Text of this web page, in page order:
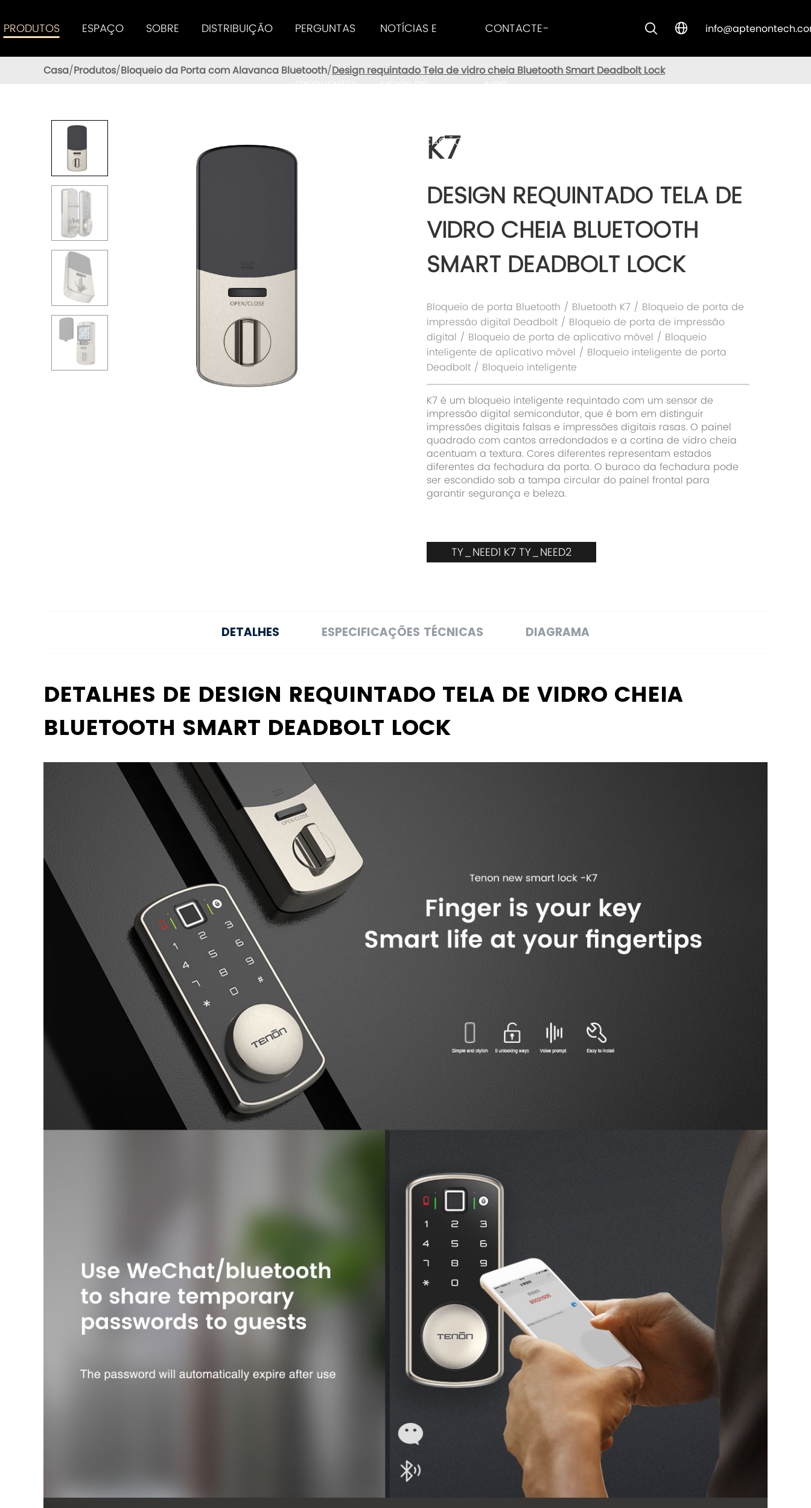
PRODUTOS ESPAÇO SOBRE DISTRIBUIÇÃO PERGUNTAS NOTÍCIAS E
COMUNICAÇÃO
CONTACTE-  
Casa Produtos Bloqueio da Porta com Alavanca Bluetooth Design requintado Tela de vidro cheia Bluetooth Smart Deadbolt Lock
K7
DESIGN REQUINTADO TELA DE
VIDRO CHEIA BLUETOOTH
SMART DEADBOLT LOCK
Bloqueio de porta Bluetooth / Bluetooth K7 / Bloqueio de porta de
impressão digital Deadbolt / Bloqueio de porta de impressão
digital / Bloqueio de porta de aplicativo móvel / Bloqueio
inteligente de aplicativo móvel / Bloqueio inteligente de porta
Deadbolt / Bloqueio inteligente
K7 é um bloqueio inteligente requintado com um sensor de
impressão digital semicondutor, que é bom em distinguir
impressões digitais falsas e impressões digitais rasas. O painel
quadrado com cantos arredondados e a cortina de vidro cheia
acentuam a textura. Cores diferentes representam estados
diferentes da fechadura da porta. O buraco da fechadura pode
ser escondido sob a tampa circular do painel frontal para
garantir segurança e beleza.
TY_NEED1 K7 TY_NEED2
DETALHES ESPECIFICAÇÕES TÉCNICAS DIAGRAMA
DETALHES DE DESIGN REQUINTADO TELA DE VIDRO CHEIA
BLUETOOTH SMART DEADBOLT LOCK